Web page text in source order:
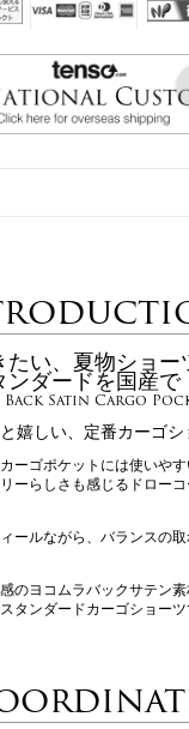
たい、夏物ショー
ンダードを国産で
Back Satin Cargo
嬉しい、定番カーゴシ
ーゴポケットには使いや
ーらしさも感じるドロー
ールながら、バランスの
のヨコムラバックサテン
タンダードカーゴショーツ